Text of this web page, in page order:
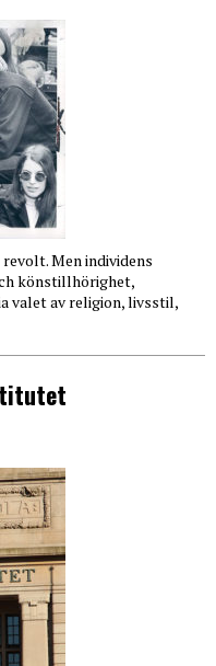
Men individens
könstillhörighet,
valet av religion, livsstil,